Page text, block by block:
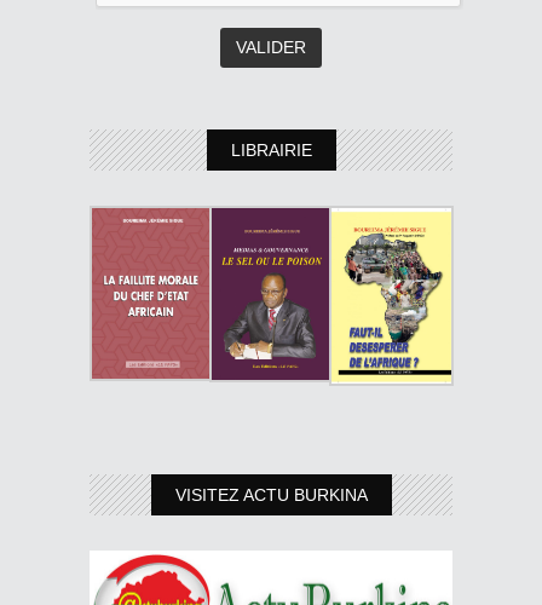
LIBRAIRIE
VISITEZ ACTU BURKINA